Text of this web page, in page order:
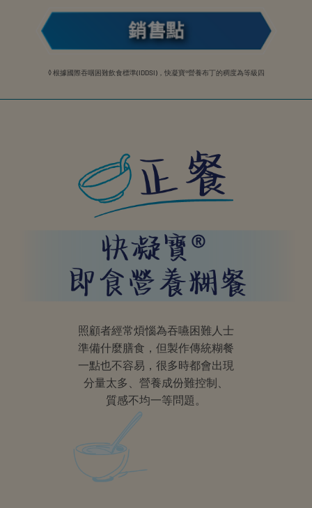
◊ 根據國際吞咽困難飲食標準(IDDSI)，快凝寶®營養布丁的稠度為等級四
照顧者經常煩惱為吞嚥困難人士
準備什麼膳食，但製作傳統糊餐
一點也不容易，很多時都會出現
分量太多、營養成份難控制、
質感不均一等問題。